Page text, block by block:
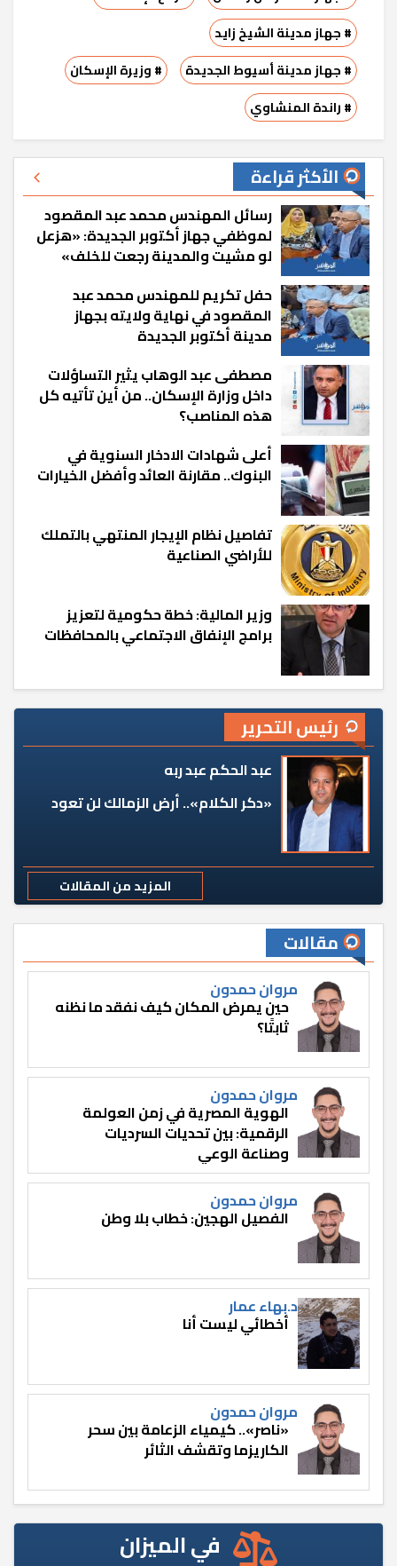
# جهاز مدينة الشيخ زايد
# جهاز مدينة أسيوط الجديدة
# وزيرة الإسكان
# راندة المنشاوي
الأكثر قراءة
رسائل المهندس محمد عبد المقصود
لموظفي جهاز أكتوبر الجديدة: «هزعل
لو مشيت والمدينة رجعت للخلف»
حفل تكريم للمهندس محمد عبد
المقصود في نهاية ولايته بجهاز
مدينة أكتوبر الجديدة
مصطفى عبد الوهاب يثير التساؤلات
داخل وزارة الإسكان.. من أين تأتيه كل
هذه المناصب؟
أعلى شهادات الادخار السنوية في
البنوك.. مقارنة العائد وأفضل الخيارات
تفاصيل نظام الإيجار المنتهي بالتملك
للأراضي الصناعية
وزير المالية: خطة حكومية لتعزيز
برامج الإنفاق الاجتماعي بالمحافظات
رئيس التحرير
عبد الحكم عبد ربه
«دكر الكلام».. أرض الزمالك لن تعود
المزيد من المقالات
مقالات
مروان حمدون
حين يمرض المكان كيف نفقد ما نظنه
ثابتًا؟
مروان حمدون
الهوية المصرية في زمن العولمة
الرقمية: بين تحديات السرديات
وصناعة الوعي
مروان حمدون
الفصيل الهجين: خطاب بلا وطن
د.بهاء عمار
أخطائي ليست أنا
مروان حمدون
«ناصر».. كيمياء الزعامة بين سحر
الكاريزما وتقشف الثائر
في الميزان